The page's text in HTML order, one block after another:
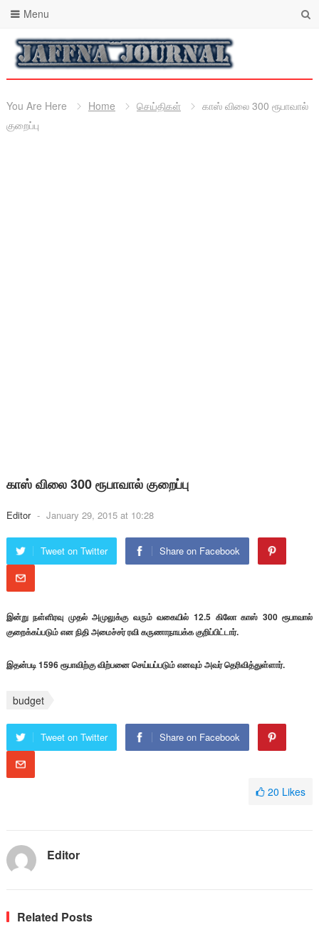
Menu
You Are Here Home செய்திகள்
காஸ் விலை 300 ரூபாவால்
குறைப்பு
காஸ் விலை 300 ரூபாவால் குறைப்பு
Editor - January 29, 2015 at 10:28
Tweet on Twitter Share on Facebook
இன்று நள்ளிரவு முதல் அமுலுக்கு வரும் வகையில் 12.5 கிலோ காஸ் 300 ரூபாவால்
குறைக்கப்படும் என நிதி அமைச்சர் ரவி கருணாநாயக்க குறிப்பிட்டார்.
இதன்படி 1596 ரூபாவிற்கு விற்பனை செய்யப்படும் எனவும் அவர் தெரிவித்துள்ளார்.
budget
Tweet on Twitter Share on Facebook
20 Likes
Editor
Related Posts